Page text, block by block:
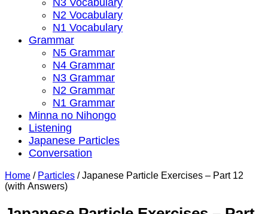
N2 Vocabulary
N1 Vocabulary
Grammar
N5 Grammar
N4 Grammar
N3 Grammar
N2 Grammar
N1 Grammar
Minna no Nihongo
Listening
Japanese Particles
Conversation
Home / Particles / Japanese Particle Exercises – Part 12
(with Answers)